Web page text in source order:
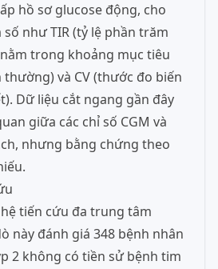
hồ sơ glucose động, cho
như TIR (tỷ lệ phần trăm
trong khoảng mục tiêu
và CV (thước đo biến
Dữ liệu cắt ngang gần đây
giữa các chỉ số CGM và
nhưng bằng chứng theo
tiến cứu đa trung tâm
này đánh giá 348 bệnh nhân
2 không có tiền sử bệnh tim